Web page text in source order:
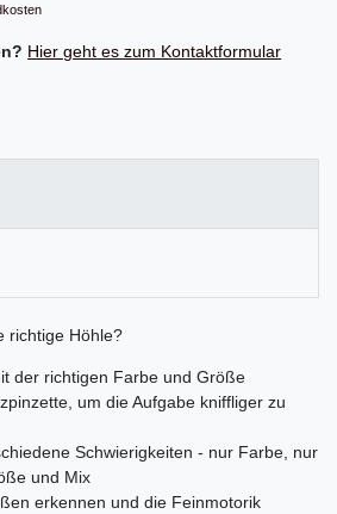
Hier geht es zum Kontaktformular
richtige Höhle?
der richtigen Farbe und Größe
um die Aufgabe kniffliger zu
Schwierigkeiten - nur Farbe, nur
und Mix
erkennen und die Feinmotorik